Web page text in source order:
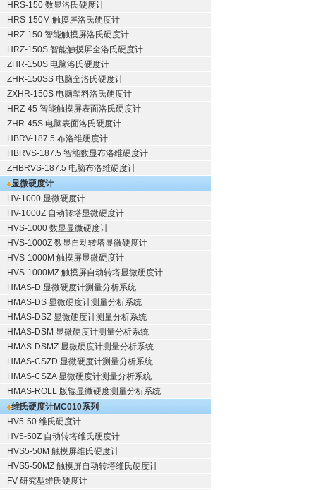
HRS-150 数显洛氏硬度计
HRS-150M 触摸屏洛氏硬度计
HRZ-150 智能触摸屏洛氏硬度计
HRZ-150S 智能触摸屏全洛氏硬度计
ZHR-150S 电脑洛氏硬度计
ZHR-150SS 电脑全洛氏硬度计
ZXHR-150S 电脑塑料洛氏硬度计
HRZ-45 智能触摸屏表面洛氏硬度计
ZHR-45S 电脑表面洛氏硬度计
HBRV-187.5 布洛维硬度计
HBRVS-187.5 智能数显布洛维硬度计
ZHBRVS-187.5 电脑布洛维硬度计
显微硬度计
HV-1000 显微硬度计
HV-1000Z 自动转塔显微硬度计
HVS-1000 数显显微硬度计
HVS-1000Z 数显自动转塔显微硬度计
HVS-1000M 触摸屏显微硬度计
HVS-1000MZ 触摸屏自动转塔显微硬度计
HMAS-D 显微硬度计测量分析系统
HMAS-DS 显微硬度计测量分析系统
HMAS-DSZ 显微硬度计测量分析系统
HMAS-DSM 显微硬度计测量分析系统
HMAS-DSMZ 显微硬度计测量分析系统
HMAS-CSZD 显微硬度计测量分析系统
HMAS-CSZA 显微硬度计测量分析系统
HMAS-ROLL 版辊显微硬度测量分析系统
维氏硬度计MC010系列
HV5-50 维氏硬度计
HV5-50Z 自动转塔维氏硬度计
HVS5-50M 触摸屏维氏硬度计
HVS5-50MZ 触摸屏自动转塔维氏硬度计
FV 研究型维氏硬度计